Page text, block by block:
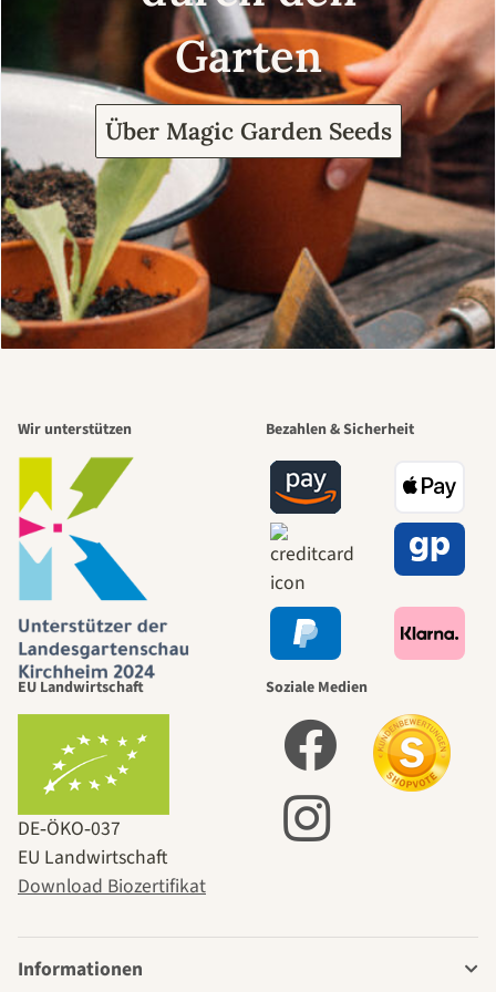
Garten
Über Magic Garden Seeds
Wir unterstützen Bezahlen & Sicherheit
EU Landwirtschaft
DE‑ÖKO‑037
EU Landwirtschaft
Download Biozertifikat
Soziale Medien
Informationen